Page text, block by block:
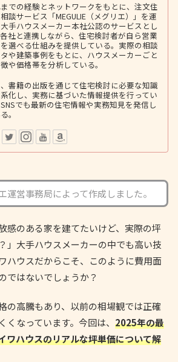
での経験とネットワークをもとに、注文住
談サービス「MEGULIE（メグリエ）」を運
手ハウスメーカー本社公認のサービスとし
社と連携しながら、住宅検討者が自ら営業
選べる仕組みを提供している。実際の相談
や建築事例をもとに、ハウスメーカーごと
や価格帯を分析している。
書籍の出版を通じて住宅検討に必要な知識
化し、実務に基づいた情報提供を行ってい
でも最新の住宅情報や実務知見を発信し
。
運営事務局によって作成しました。
感のある家を建てたいけど、実際の坪
」大手ハウスメーカーの中でも高い技
ハウスだからこそ、このように費用面
ではないでしょうか？
の高騰もあり、以前の相場観では正確
くなっています。今回は、 2025年の最
ワハウスのリアルな坪単価について解